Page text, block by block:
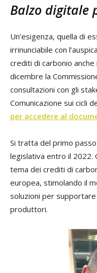
Balzo digitale
Un’esigenza, quella di
irrinunciabile con
crediti di carbonio
dicembre la
consultazioni con gli
Comunicazione sui cicli
per accedere al
Si tratta del primo
legislativa entro il 2022.
tema dei crediti di
europea, stimolando il
soluzioni per
produttori.